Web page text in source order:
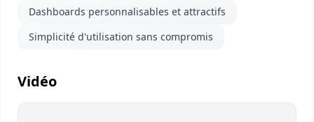
Dashboards personnalisables et attractifs
Simplicité d'utilisation sans compromis
Vidéo